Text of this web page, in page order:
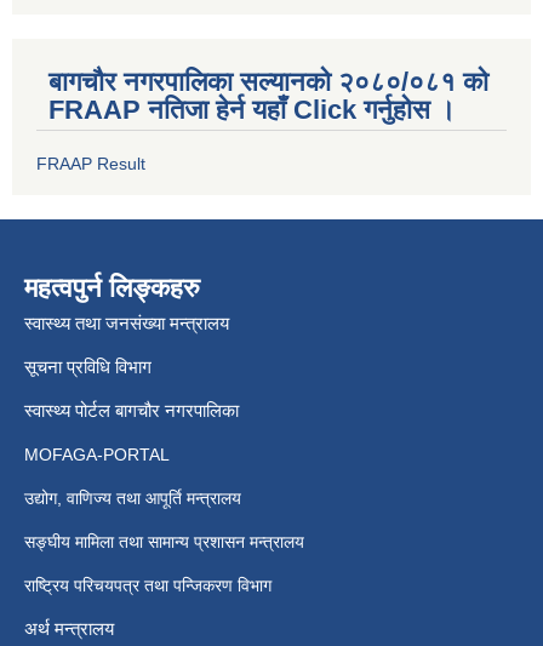
बागचौर नगरपालिका सल्यानको २०८०/०८१ को
FRAAP नतिजा हेर्न यहाँ Click गर्नुहोस ।
FRAAP Result
महत्वपुर्न लिङ्कहरु
स्वास्थ्य तथा जनसंख्या मन्त्रालय
सूचना प्रविधि विभाग
स्वास्थ्य पोर्टल बागचौर नगरपालिका
MOFAGA-PORTAL
उद्योग, वाणिज्य तथा आपूर्ति मन्त्रालय
सङ्घीय मामिला तथा सामान्य प्रशासन मन्त्रालय
राष्ट्रिय परिचयपत्र तथा पन्जिकरण विभाग
अर्थ मन्त्रालय